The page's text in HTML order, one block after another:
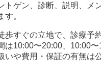
トゲン、診断、説明、メ
す。
歩すぐの立地で、診療予
は10:00〜20:00、10:00
いや費用・保証の有無は